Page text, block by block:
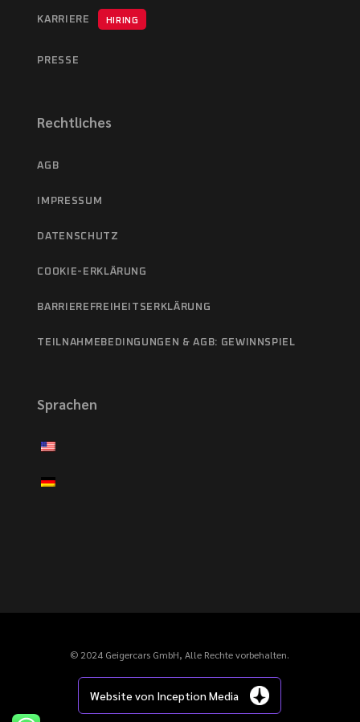
KARRIERE HIRING
PRESSE
Rechtliches
AGB
IMPRESSUM
DATENSCHUTZ
COOKIE-ERKLÄRUNG
BARRIEREFREIHEITSERKLÄRUNG
TEILNAHMEBEDINGUNGEN & AGB: GEWINNSPIEL
Sprachen
© 2024 Geigercars GmbH, Alle Rechte vorbehalten.
Website von Inception Media